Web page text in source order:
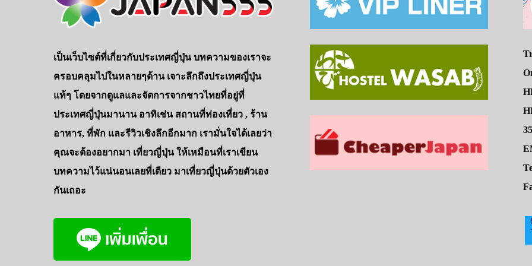
เป็นเว็บไซต์ที่เกี่ยวกับประเทศญี่ปุ่น บทความของเราจะ
ครอบคลุมไปในหลายๆด้าน เจาะลึกถึงประเทศญี่ปุ่น
แท้ๆ โดยจากดูแลและจัดการจากชาวไทยที่อยู่ที่
ประเทศญี่ปุ่นมานาน อาทิเช่น สถานที่ท่องเที่ยว , ร้าน
อาหาร, ที่พัก และรีวิวเชิงลึกอีกมาก เรามั่นใจได้เลยว่า
คุณจะต้องอยากมา เที่ยวญี่ปุ่น ให้เหมือนที่เราเขียน
บทความไว้แน่นอนเลยที่เดียว มาเที่ยวญี่ปุ่นด้วยตัวเอง
กันเถอะ